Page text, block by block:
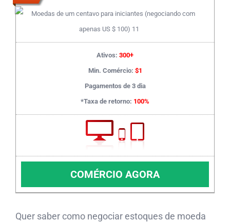
Ativos: 300+
Min. Comércio: $1
Pagamentos de 3 dia
*Taxa de retorno: 100%
COMÉRCIO AGORA
Quer saber como negociar estoques de moeda